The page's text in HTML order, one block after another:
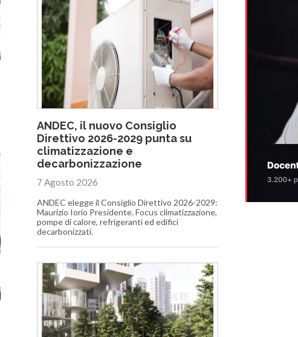
ANDEC, il nuovo Consiglio
Direttivo 2026-2029 punta su
climatizzazione e
decarbonizzazione
7 Agosto 2026
ANDEC elegge il Consiglio Direttivo 2026-2029:
Maurizio Iorio Presidente. Focus climatizzazione,
pompe di calore, refrigeranti ed edifici
decarbonizzati.